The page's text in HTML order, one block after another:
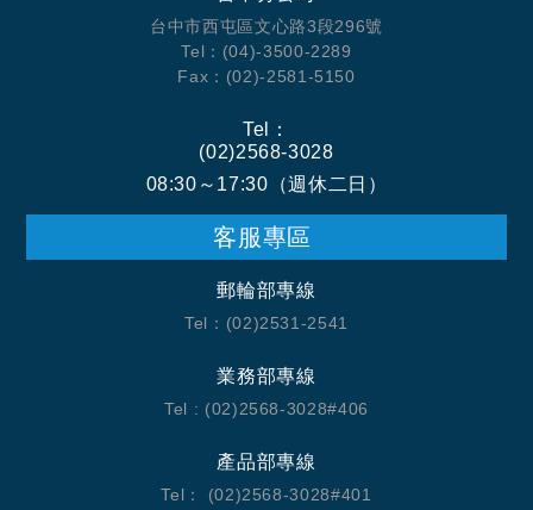
台中市西屯區文心路3段296號
Tel：(04)-3500-2289
Fax：(02)-2581-5150
Tel：
(02)2568-3028
08:30～17:30（週休二日）
客服專區
郵輪部專線
Tel：(02)2531-2541
業務部專線
Tel : (02)2568-3028#406
產品部專線
Tel： (02)2568-3028#401